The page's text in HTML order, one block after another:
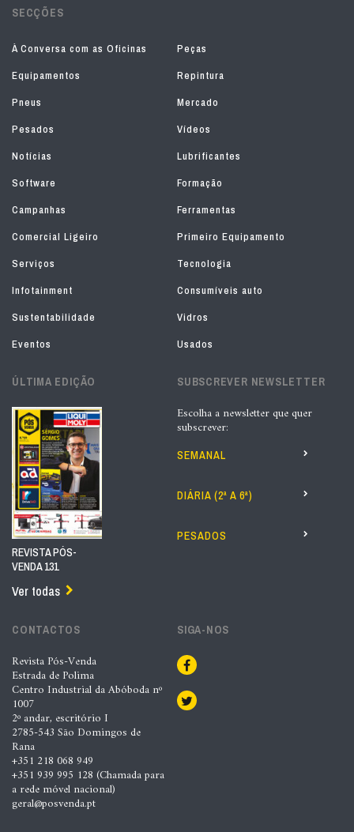
SECÇÕES
À Conversa com as Oficinas
Peças
Equipamentos
Repintura
Pneus
Mercado
Pesados
Vídeos
Notícias
Lubrificantes
Software
Formação
Campanhas
Ferramentas
Comercial Ligeiro
Primeiro Equipamento
Serviços
Tecnologia
Infotainment
Consumíveis auto
Sustentabilidade
Vidros
Eventos
Usados
ÚLTIMA EDIÇÃO
REVISTA PÓS-
VENDA 131
Ver todas
SUBSCREVER NEWSLETTER
Escolha a newsletter que quer
subscrever:
SEMANAL
DIÁRIA (2ª A 6ª)
PESADOS
CONTACTOS
Revista Pós-Venda
Estrada de Polima
Centro Industrial da Abóboda nº
1007
2º andar, escritório I
2785-543 São Domingos de
Rana
+351 218 068 949
+351 939 995 128 (Chamada para
a rede móvel nacional)
geral@posvenda.pt
SIGA-NOS